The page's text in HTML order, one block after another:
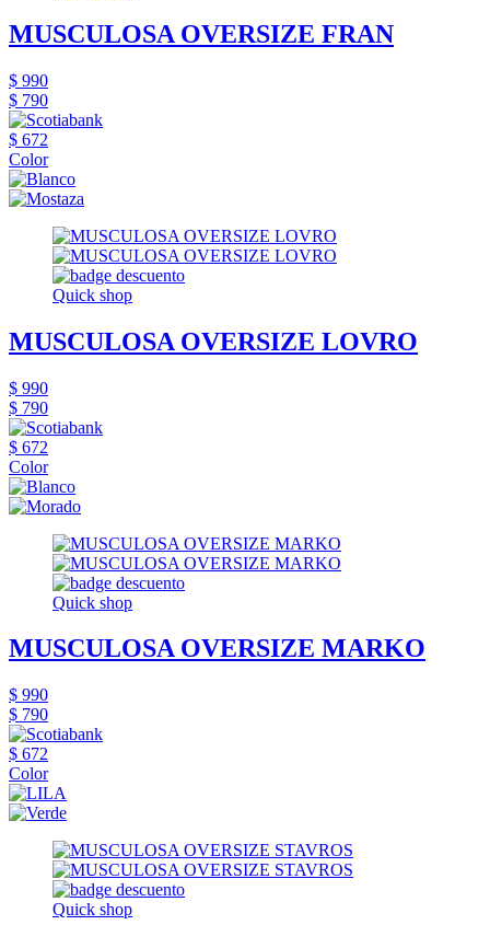
MUSCULOSA OVERSIZE FRAN
$ 990
$ 790
$ 672
Color
Quick shop
MUSCULOSA OVERSIZE LOVRO
$ 990
$ 790
$ 672
Color
Quick shop
MUSCULOSA OVERSIZE MARKO
$ 990
$ 790
$ 672
Color
Quick shop